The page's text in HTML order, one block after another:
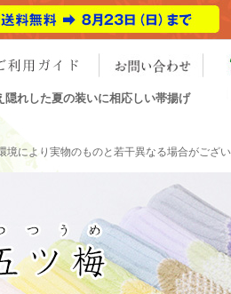
れした夏の装いに相応しい帯揚げ
境により実物のものと若干異なる場合がござ